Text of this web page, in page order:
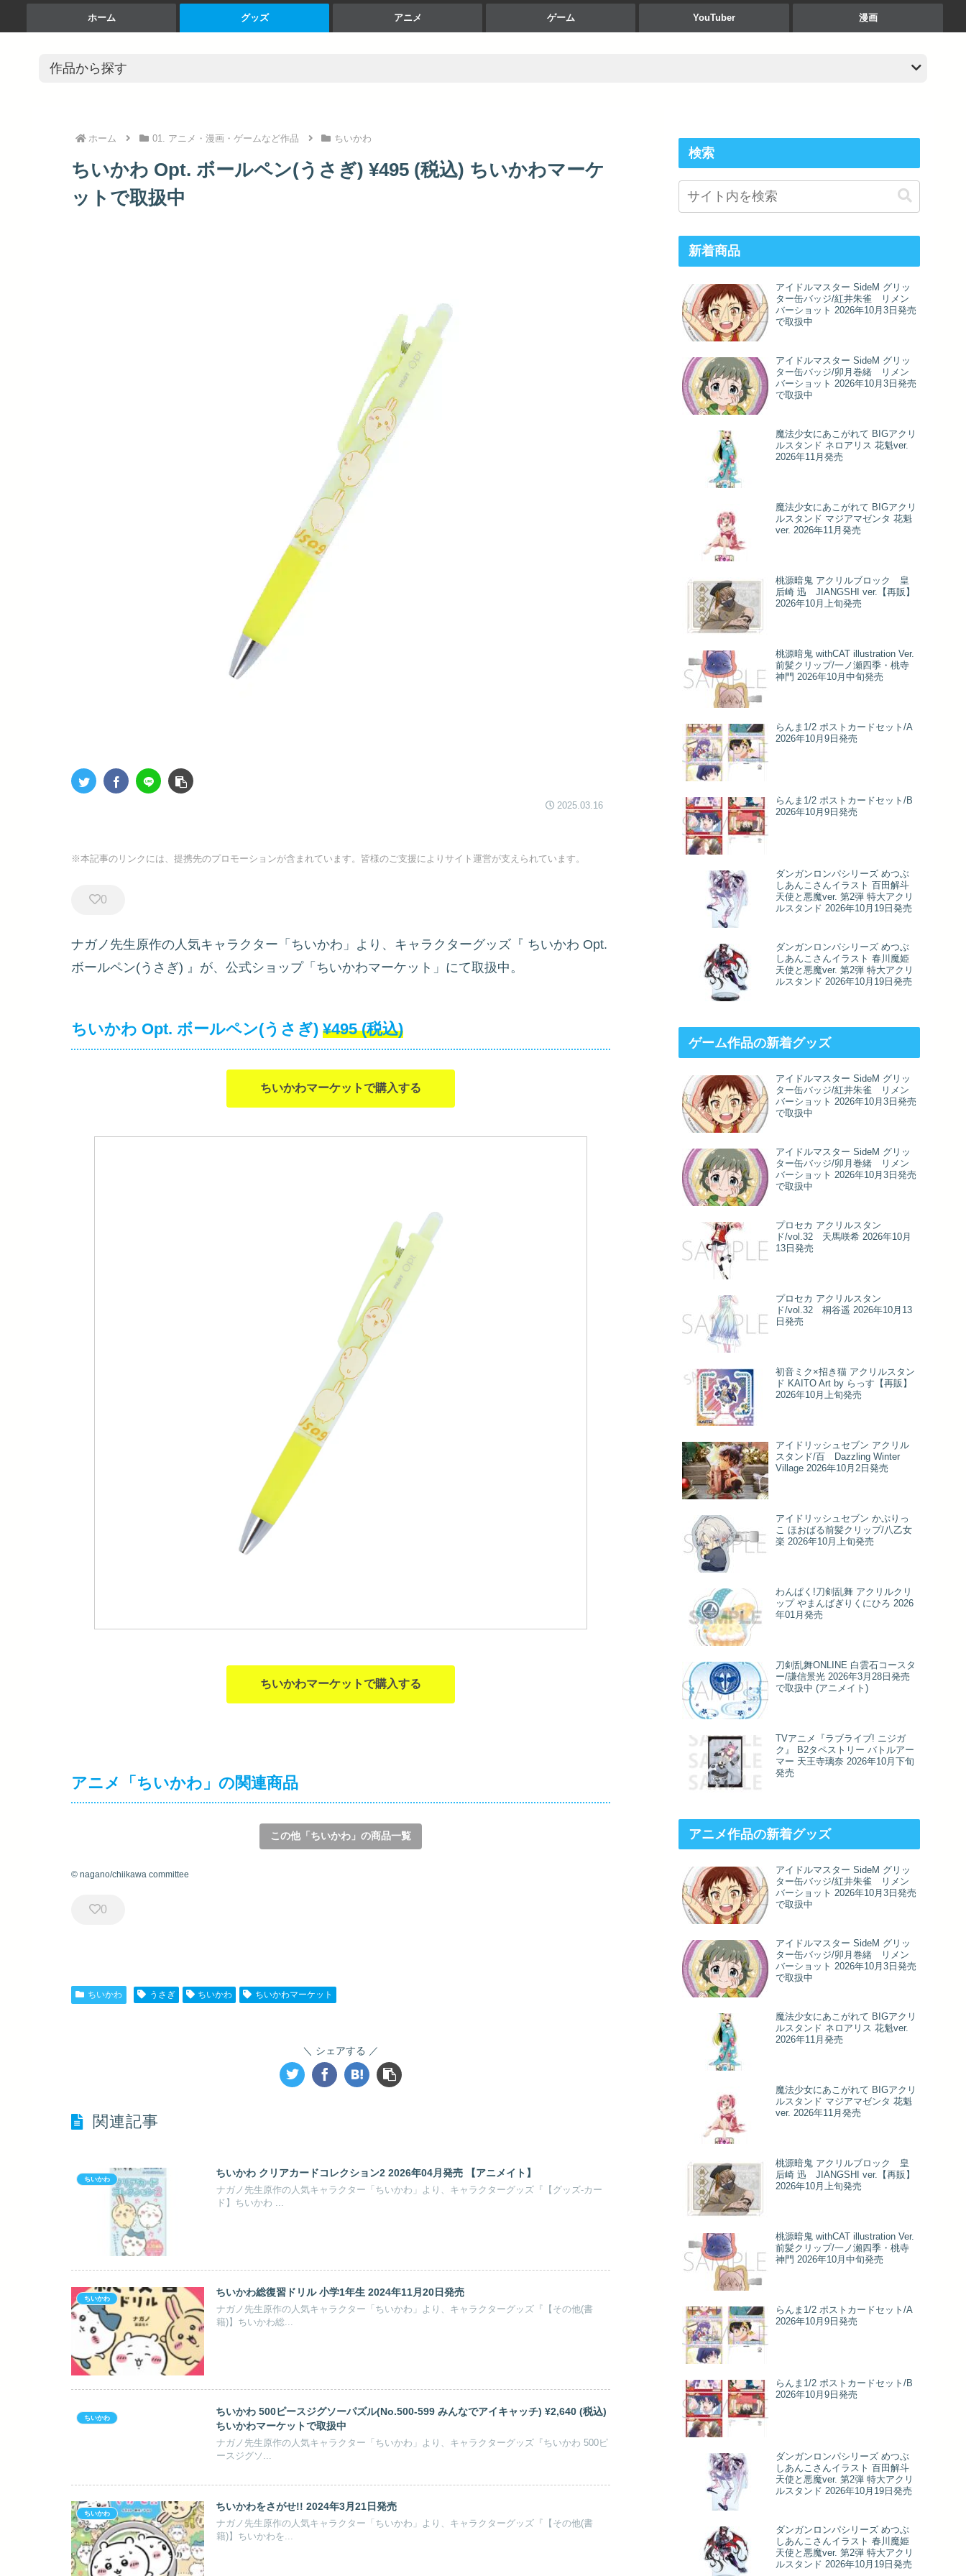
ホーム グッズ アニメ ゲーム YouTuber 漫画
ホーム 01. アニメ・漫画・ゲームなど作品 ちいかわ
ちいかわ Opt. ボールペン(うさぎ) ¥495 (税込) ちいかわマーケ
ットで取扱中
2025.03.16
※本記事のリンクには、提携先のプロモーションが含まれています。皆様のご支援によりサイト運営が支えられています。
0
ナガノ先生原作の人気キャラクター「ちいかわ」より、キャラクターグッズ『 ちいかわ Opt.
ボールペン(うさぎ) 』が、公式ショップ「ちいかわマーケット」にて取扱中。
ちいかわ Opt. ボールペン(うさぎ) ¥495(税込)
ちいかわマーケットで購入する
ちいかわマーケットで購入する
アニメ「ちいかわ」の関連商品
この他「ちいかわ」の商品一覧
© nagano/chiikawa committee
0
ちいかわ うさぎ ちいかわ ちいかわマーケット
シェアする
関連記事
ちいかわ
ちいかわ クリアカードコレクション2 2026年04月発売 【アニメイト】
ナガノ先生原作の人気キャラクター「ちいかわ」より、キャラクターグッズ『【グッズ-カー
ド】ちいかわ ...
ちいかわ
ちいかわ総復習ドリル 小学1年生 2024年11月20日発売
ナガノ先生原作の人気キャラクター「ちいかわ」より、キャラクターグッズ『【その他(書
籍)】ちいかわ総...
ちいかわ
ちいかわ 500ピースジグソーパズル(No.500-599 みんなでアイキャッチ) ¥2,640 (税込)
ちいかわマーケットで取扱中
ナガノ先生原作の人気キャラクター「ちいかわ」より、キャラクターグッズ『ちいかわ 500ピ
ースジグソ...
ちいかわ
ちいかわをさがせ!! 2024年3月21日発売
ナガノ先生原作の人気キャラクター「ちいかわ」より、キャラクターグッズ『【その他(書
籍)】ちいかわを...
検索
新着商品
アイドルマスター SideM グリッ
ター缶バッジ/紅井朱雀 リメン
バーショット 2026年10月3日発売
で取扱中
アイドルマスター SideM グリッ
ター缶バッジ/卯月巻緒 リメン
バーショット 2026年10月3日発売
で取扱中
魔法少女にあこがれて BIGアクリ
ルスタンド ネロアリス 花魁ver.
2026年11月発売
魔法少女にあこがれて BIGアクリ
ルスタンド マジアマゼンタ 花魁
ver. 2026年11月発売
桃源暗鬼 アクリルブロック 皇
后崎 迅 JIANGSHI ver.【再販】
2026年10月上旬発売
桃源暗鬼 withCAT illustration Ver.
前髪クリップ/一ノ瀬四季・桃寺
神門 2026年10月中旬発売
らんま1/2 ポストカードセット/A
2026年10月9日発売
らんま1/2 ポストカードセット/B
2026年10月9日発売
ダンガンロンパシリーズ めつぶ
しあんこさんイラスト 百田解斗
天使と悪魔ver. 第2弾 特大アクリ
ルスタンド 2026年10月19日発売
ダンガンロンパシリーズ めつぶ
しあんこさんイラスト 春川魔姫
天使と悪魔ver. 第2弾 特大アクリ
ルスタンド 2026年10月19日発売
ゲーム作品の新着グッズ
アイドルマスター SideM グリッ
ター缶バッジ/紅井朱雀 リメン
バーショット 2026年10月3日発売
で取扱中
アイドルマスター SideM グリッ
ター缶バッジ/卯月巻緒 リメン
バーショット 2026年10月3日発売
で取扱中
プロセカ アクリルスタン
ド/vol.32 天馬咲希 2026年10月
13日発売
プロセカ アクリルスタン
ド/vol.32 桐谷遥 2026年10月13
日発売
初音ミク×招き猫 アクリルスタン
ド KAITO Art by らっす【再販】
2026年10月上旬発売
アイドリッシュセブン アクリル
スタンド/百 Dazzling Winter
Village 2026年10月2日発売
アイドリッシュセブン かぷりっ
こ ほおばる前髪クリップ/八乙女
楽 2026年10月上旬発売
わんぱく!刀剣乱舞 アクリルクリ
ップ やまんばぎりくにひろ 2026
年01月発売
刀剣乱舞ONLINE 白雲石コースタ
ー/謙信景光 2026年3月28日発売
で取扱中 (アニメイト)
TVアニメ『ラブライブ! ニジガ
ク』 B2タペストリー バトルアー
マー 天王寺璃奈 2026年10月下旬
発売
アニメ作品の新着グッズ
アイドルマスター SideM グリッ
ター缶バッジ/紅井朱雀 リメン
バーショット 2026年10月3日発売
で取扱中
アイドルマスター SideM グリッ
ター缶バッジ/卯月巻緒 リメン
バーショット 2026年10月3日発売
で取扱中
魔法少女にあこがれて BIGアクリ
ルスタンド ネロアリス 花魁ver.
2026年11月発売
魔法少女にあこがれて BIGアクリ
ルスタンド マジアマゼンタ 花魁
ver. 2026年11月発売
桃源暗鬼 アクリルブロック 皇
后崎 迅 JIANGSHI ver.【再販】
2026年10月上旬発売
桃源暗鬼 withCAT illustration Ver.
前髪クリップ/一ノ瀬四季・桃寺
神門 2026年10月中旬発売
らんま1/2 ポストカードセット/A
2026年10月9日発売
らんま1/2 ポストカードセット/B
2026年10月9日発売
ダンガンロンパシリーズ めつぶ
しあんこさんイラスト 百田解斗
天使と悪魔ver. 第2弾 特大アクリ
ルスタンド 2026年10月19日発売
ダンガンロンパシリーズ めつぶ
しあんこさんイラスト 春川魔姫
天使と悪魔ver. 第2弾 特大アクリ
ルスタンド 2026年10月19日発売